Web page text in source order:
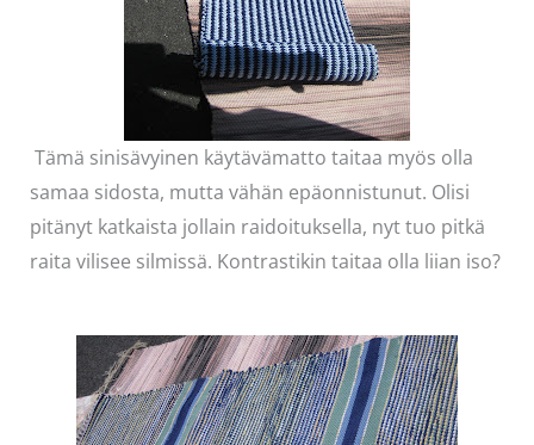
Tämä sinisävyinen käytävämatto taitaa myös olla
samaa sidosta, mutta vähän epäonnistunut. Olisi
pitänyt katkaista jollain raidoituksella, nyt tuo pitkä
raita vilisee silmissä. Kontrastikin taitaa olla liian iso?